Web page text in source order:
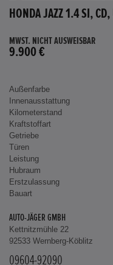
MWST. NICHT AUSWEISBAR
9.900 €
Außenfarbe
Innenausstattung
Kilometerstand
Kraftstoffart
Getriebe
Türen
Leistung
Hubraum
Erstzulassung
Bauart
AUTO-JÄGER GMBH
Kettnitzmühle 22
92533 Wernberg-Köblitz
09604-92090